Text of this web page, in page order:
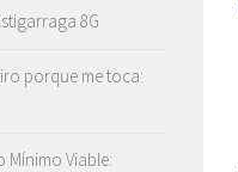
8G
porque me toca:
Viable: